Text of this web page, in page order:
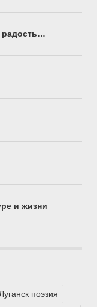
радость…
и жизни
поэзия